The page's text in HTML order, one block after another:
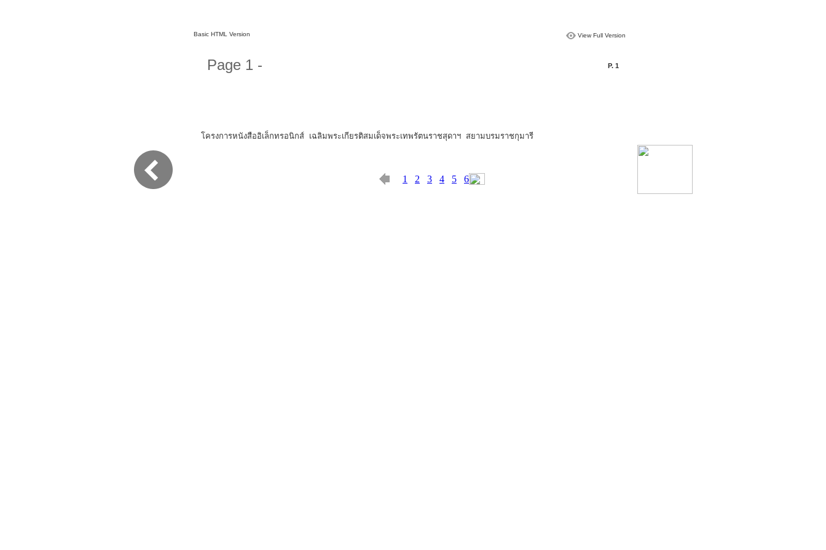
Basic HTML Version View Full Version
Page 1 - P. 1
โครงการหนังสืออิเล็กทรอนิกส์ เฉลิมพระเกียรติสมเด็จพระเทพรัตนราชสุดาฯ สยามบรมราชกุมารี
1 2 3 4 5 6